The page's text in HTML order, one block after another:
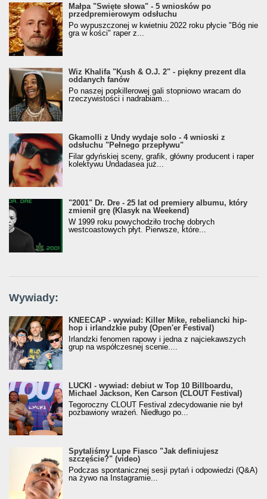
Małpa "Święte słowa" - 5 wniosków po
przedpremierowym odsłuchu
Po wypuszczonej w kwietniu 2022 roku płycie "Bóg nie
gra w kości" raper z...
Wiz Khalifa "Kush & O.J. 2" - piękny prezent dla
oddanych fanów
Po naszej popkillerowej gali stopniowo wracam do
rzeczywistości i nadrabiam...
Gkamolli z Undy wydaje solo - 4 wnioski z
odsłuchu "Pełnego przepływu"
Filar gdyńskiej sceny, grafik, główny producent i raper
kolektywu Undadasea już...
"2001" Dr. Dre - 25 lat od premiery albumu, który
zmienił grę (Klasyk na Weekend)
W 1999 roku powychodziło trochę dobrych
westcoastowych płyt. Pierwsze, które...
Wywiady:
KNEECAP - wywiad: Killer Mike, rebeliancki hip-
hop i irlandzkie puby (Open'er Festival)
Irlandzki fenomen rapowy i jedna z najciekawszych
grup na współczesnej scenie....
LUCKI - wywiad: debiut w Top 10 Billboardu,
Michael Jackson, Ken Carson (CLOUT Festival)
Tegoroczny CLOUT Festival zdecydowanie nie był
pozbawiony wrażeń. Niedługo po...
Spytaliśmy Lupe Fiasco "Jak definiujesz
szczęście?" (video)
Podczas spontanicznej sesji pytań i odpowiedzi (Q&A)
na żywo na Instagramie...